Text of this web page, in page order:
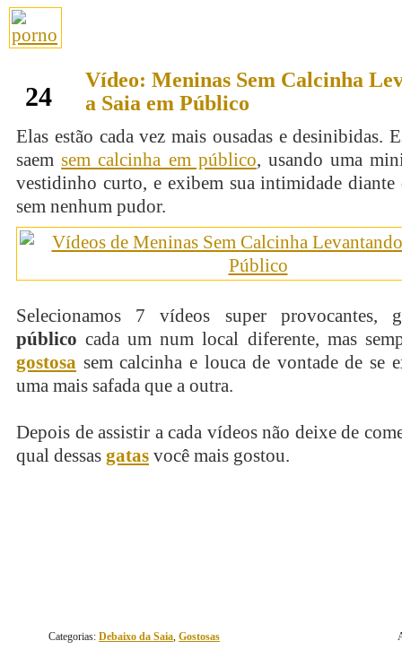
24
Vídeo: Meninas Sem Calcinha
a Saia em Público
Elas estão cada vez mais ousadas e desinibidas.
saemsem calcinha em público, usando uma
vestidinho curto, e exibem sua intimidade
sem nenhum pudor.
Selecionamos 7 vídeos super provocantes,
público cada um num local diferente, mas
gostosa sem calcinha e louca de vontade de se
uma mais safada que a outra.
Depois de assistir a cada vídeos não deixe de
qual dessas gatas você mais gostou.
Categorias: Debaixo da Saia, Gostosas